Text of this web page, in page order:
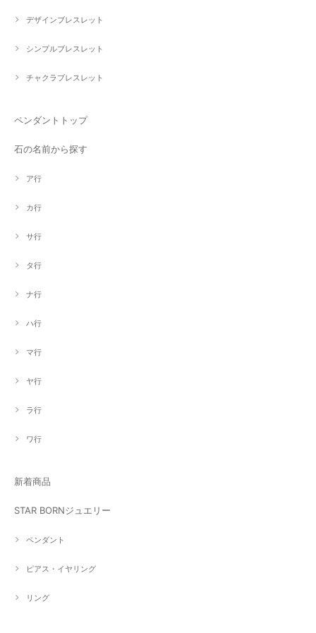
デザインブレスレット
シンプルブレスレット
チャクラブレスレット
ペンダントトップ
石の名前から探す
ア行
カ行
サ行
タ行
ナ行
ハ行
マ行
ヤ行
ラ行
ワ行
新着商品
STAR BORNジュエリー
ペンダント
ピアス・イヤリング
リング